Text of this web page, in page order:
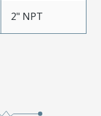
2" NPT